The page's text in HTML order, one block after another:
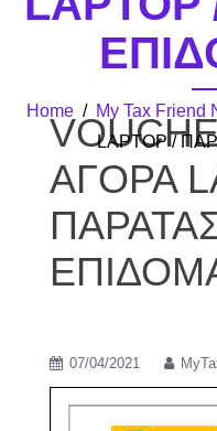
Home/ My Tax Friend
LAPTOP /
ΑΓΟΡΑ
07/04/2021